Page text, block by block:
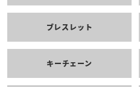
ブレスレット
キーチェーン